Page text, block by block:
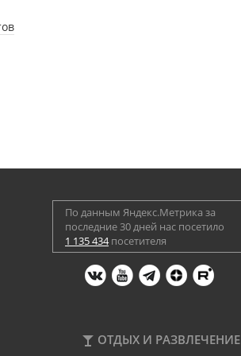
По данным Яндекс.Метрика за
последние 30 дней нас посетило
1 135 434посетителя
ОТДЫХ И РАЗВЛЕЧЕНИЕ